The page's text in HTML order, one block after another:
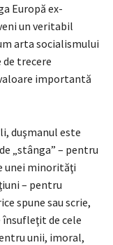
Europă ex-
un veritabil
arta socialismului
de trecere
importantă
duşmanul este
„stânga” – pentru
unei minorităţi
– pentru
spune sau scrie,
de cele
unii, imoral,